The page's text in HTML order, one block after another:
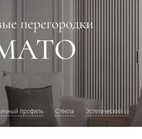
перегородки
профиль Стёкла Эстетический